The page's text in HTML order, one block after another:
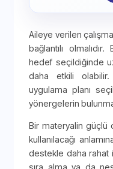
Aileye verilen
bağlantılı
hedef seçildiğinde
daha etkili
uygulama planı
yönergelerin
Bir materyalin güçlü
kullanılacağı
destekle daha rahat